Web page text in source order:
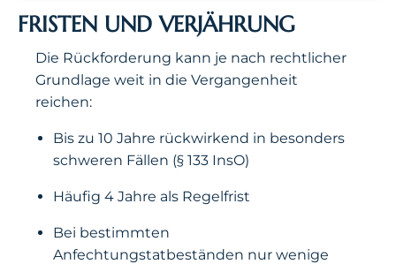
FRISTEN UND VERJÄHRUNG
Die Rückforderung kann je nach rechtlicher
Grundlage weit in die Vergangenheit
reichen:
Bis zu 10 Jahre rückwirkend in besonders
schweren Fällen (§ 133 InsO)
Häufig 4 Jahre als Regelfrist
Bei bestimmten
Anfechtungstatbeständen nur wenige